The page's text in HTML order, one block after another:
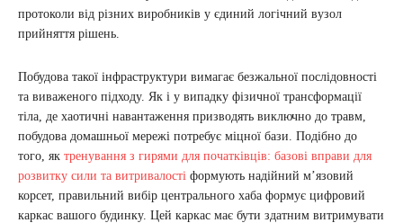
протоколи від різних виробників у єдиний логічний вузол
прийняття рішень.
Побудова такої інфраструктури вимагає безжальної послідовності
та виваженого підходу. Як і у випадку фізичної трансформації
тіла, де хаотичні навантаження призводять виключно до травм,
побудова домашньої мережі потребує міцної бази. Подібно до
того, як тренування з гирями для початківців: базові вправи для
розвитку сили та витривалості формують надійний м’язовий
корсет, правильний вибір центрального хаба формує цифровий
каркас вашого будинку. Цей каркас має бути здатним витримувати